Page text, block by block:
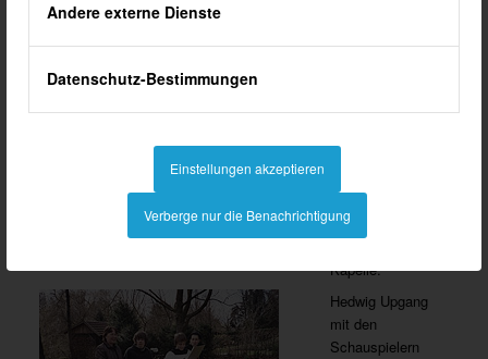
Andere externe Dienste
Datenschutz-Bestimmungen
Einstellungen akzeptieren
Verberge nur die Benachrichtigung
Gespannt erfahren
Südlohns die
Genehmigung der
Abpfarrung, Szene
Kapelle.
Hedwig Upgang
mit den
Schauspielern